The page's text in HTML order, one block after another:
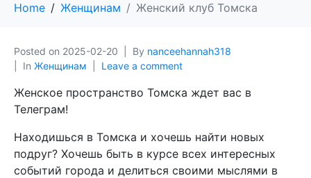
Home Женщинам Женский клуб Томска
Posted on 2025-02-20 By nanceehannah318
In Женщинам Leave a comment
Женское пространство Томска ждет вас в
Телеграм!
Находишься в Томска и хочешь найти новых
подруг? Хочешь быть в курсе всех интересных
событий города и делиться своими мыслями в